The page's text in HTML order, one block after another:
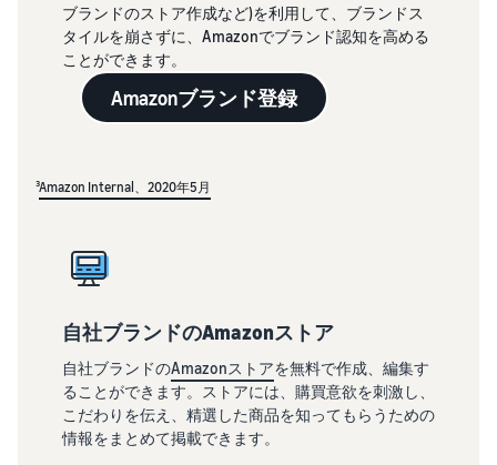
ブランドのストア作成など)を利用して、ブランドス
タイルを崩さずに、Amazonでブランド認知を高める
ことができます。
Amazonブランド登録
³Amazon Internal、2020年5月
自社ブランドのAmazonストア
自社ブランドのAmazonストアを無料で作成、編集す
ることができます。ストアには、購買意欲を刺激し、
こだわりを伝え、精選した商品を知ってもらうための
情報をまとめて掲載できます。